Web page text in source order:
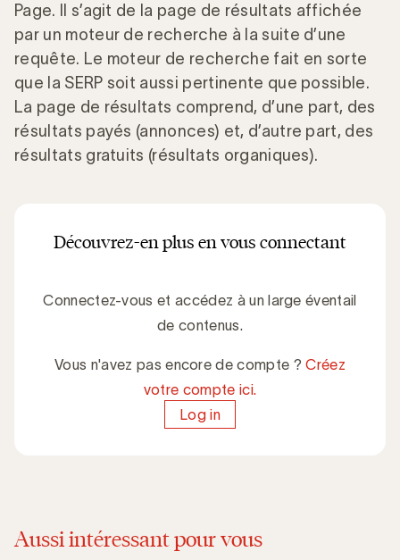
Page. Il s’agit de la page de résultats affichée
par un moteur de recherche à la suite d’une
requête. Le moteur de recherche fait en sorte
que la SERP soit aussi pertinente que possible.
La page de résultats comprend, d’une part, des
résultats payés (annonces) et, d’autre part, des
résultats gratuits (résultats organiques).
Découvrez-en plus en vous connectant
Connectez-vous et accédez à un large éventail
de contenus.
Vous n'avez pas encore de compte ?Créez
votre compte ici.
Log in
Aussi intéressant pour vous